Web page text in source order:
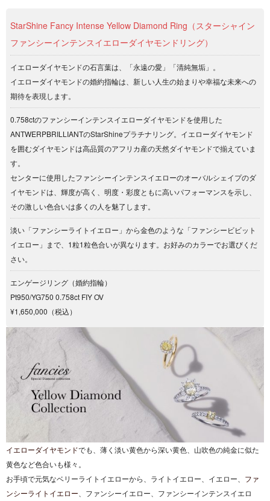
StarShine Fancy Intense Yellow Diamond Ring（スターシャイン
ファンシーインテンスイエローダイヤモンドリング）
イエローダイヤモンドの石言葉は、「永遠の愛」「清純無垢」。
イエローダイヤモンドの婚約指輪は、新しい人生の始まりや幸福な未来への
期待を表現します。
0.758ctのファンシーインテンスイエローダイヤモンドを使用した
ANTWERPBRILLIANTのStarShineプラチナリング。イエローダイヤモンド
を囲むダイヤモンドは高品質のアフリカ産の天然ダイヤモンドで揃えていま
す。
センターに使用したファンシーインテンスイエローのオーバルシェイプのダ
イヤモンドは、輝度が高く、明度・彩度ともに高いパフォーマンスを示し、
その激しい色合いは多くの人を魅了します。
淡い「ファンシーライトイエロー」から金色のような「ファンシービビット
イエロー」まで、1粒1粒色合いが異なります。お好みのカラーでお選びくだ
さい。
エンゲージリング（婚約指輪）
Pt950/YG750 0.758ct FIY OV
¥1,650,000（税込）
イエローダイヤモンドでも、薄く淡い黄色から深い黄色、山吹色の純金に似た
黄色など色合いも様々。
お手頃で元気なベリーライトイエローから、ライトイエロー、イエロー、 ファ
ンシーライトイエロー 、ファンシーイエロー、ファンシーインテンスイエロ